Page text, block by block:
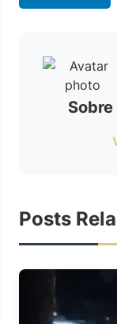
Posts